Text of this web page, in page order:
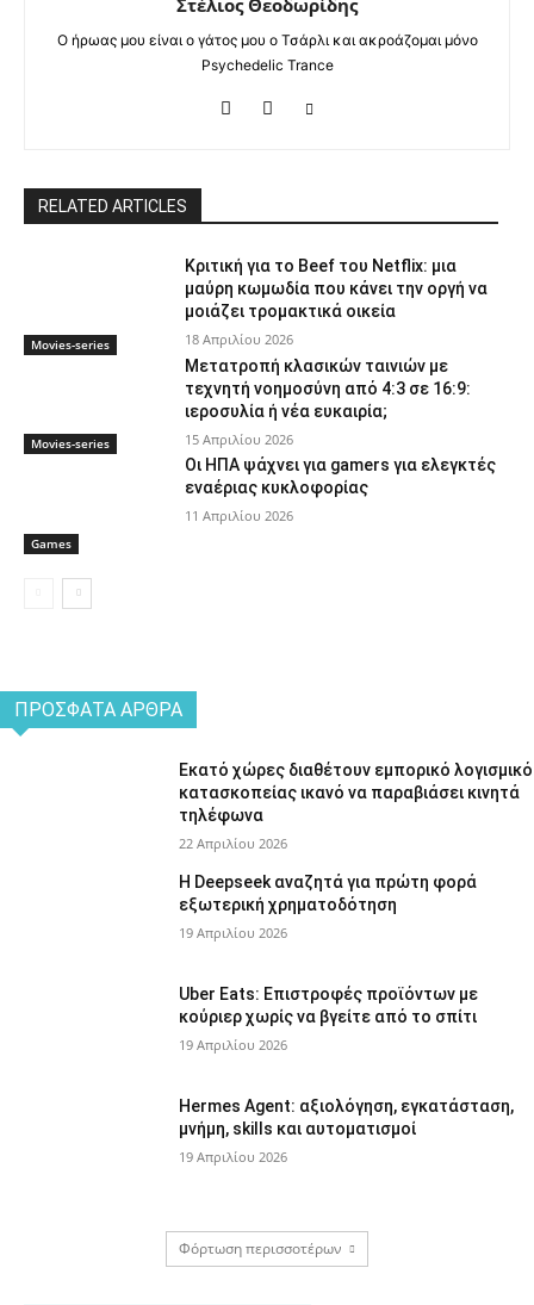
Στέλιος Θεοδωρίδης
Ο ήρωας μου είναι ο γάτος μου ο Τσάρλι και ακροάζομαι μόνο
Psychedelic Trance
RELATED ARTICLES
Movies-series
Κριτική για το Beef του Netflix: μια
μαύρη κωμωδία που κάνει την οργή να
μοιάζει τρομακτικά οικεία
18 Απριλίου 2026
Movies-series
Μετατροπή κλασικών ταινιών με
τεχνητή νοημοσύνη από 4:3 σε 16:9:
ιεροσυλία ή νέα ευκαιρία;
15 Απριλίου 2026
Games
Οι ΗΠΑ ψάχνει για gamers για ελεγκτές
εναέριας κυκλοφορίας
11 Απριλίου 2026
ΠΡΌΣΦΑΤΑ ΆΡΘΡΑ
Εκατό χώρες διαθέτουν εμπορικό λογισμικό
κατασκοπείας ικανό να παραβιάσει κινητά
τηλέφωνα
22 Απριλίου 2026
Η Deepseek αναζητά για πρώτη φορά
εξωτερική χρηματοδότηση
19 Απριλίου 2026
Uber Eats: Επιστροφές προϊόντων με
κούριερ χωρίς να βγείτε από το σπίτι
19 Απριλίου 2026
Hermes Agent: αξιολόγηση, εγκατάσταση,
μνήμη, skills και αυτοματισμοί
19 Απριλίου 2026
Φόρτωση περισσοτέρων